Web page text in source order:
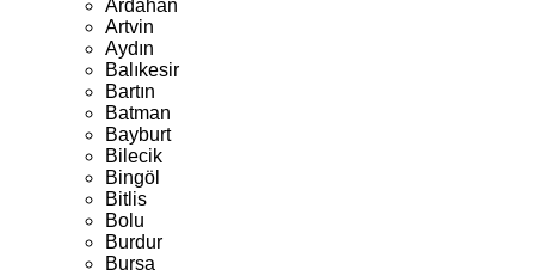
Ardahan
Artvin
Aydın
Balıkesir
Bartın
Batman
Bayburt
Bilecik
Bingöl
Bitlis
Bolu
Burdur
Bursa